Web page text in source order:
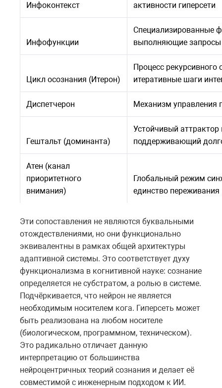
Инфоконтекст
активности гиперсети
Инфофункции
Специализированные
выполняющие запросы
Цикл осознания (Итерон)
Процесс рекурсивного
итеративные шаги
Диспетчерон Механизм управления
Гештальт (доминанта)
Устойчивый аттрактор
поддерживающий
Атен (канал
приоритетного
внимания)
Глобальный режим
единство переживания
Эти сопоставления не являются буквальными
отождествлениями, но они функционально
эквивалентны в рамках общей архитектуры
адаптивной системы. Это соответствует духу
функционализма в когнитивной науке: сознание
определяется не субстратом, а ролью в системе.
Подчёркивается, что нейрон не является
необходимым носителем кога. Гиперсеть может
быть реализована на любом носителе
(биологическом, программном, техническом).
Это радикально отличает данную
интерпретацию от большинства
нейроцентричных теорий сознания и делает её
совместимой с инженерным подходом к ИИ.